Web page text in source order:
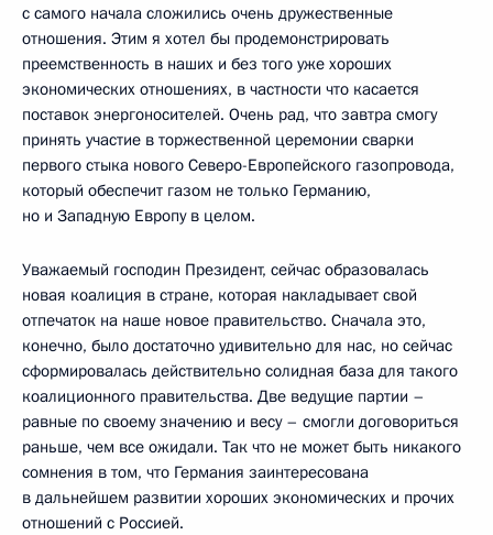
с самого начала сложились очень дружественные
отношения. Этим я хотел бы продемонстрировать
преемственность в наших и без того уже хороших
экономических отношениях, в частности что касается
поставок энергоносителей. Очень рад, что завтра смогу
принять участие в торжественной церемонии сварки
первого стыка нового Северо-Европейского газопровода,
который обеспечит газом не только Германию,
но и Западную Европу в целом.
Уважаемый господин Президент, сейчас образовалась
новая коалиция в стране, которая накладывает свой
отпечаток на наше новое правительство. Сначала это,
конечно, было достаточно удивительно для нас, но сейчас
сформировалась действительно солидная база для такого
коалиционного правительства. Две ведущие партии –
равные по своему значению и весу – смогли договориться
раньше, чем все ожидали. Так что не может быть никакого
сомнения в том, что Германия заинтересована
в дальнейшем развитии хороших экономических и прочих
отношений с Россией.